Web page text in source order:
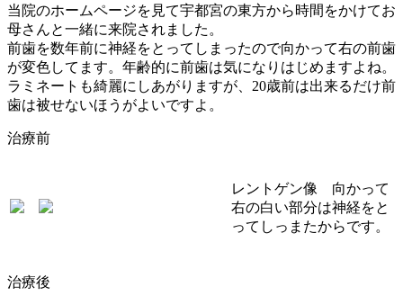
当院のホームページを見て宇都宮の東方から時間をかけてお
母さんと一緒に来院されました。
前歯を数年前に神経をとってしまったので向かって右の前歯
が変色してます。年齢的に前歯は気になりはじめますよね。
ラミネートも綺麗にしあがりますが、20歳前は出来るだけ前
歯は被せないほうがよいですよ。
治療前
レントゲン像 向かって
右の白い部分は神経をと
ってしっまたからです。
治療後